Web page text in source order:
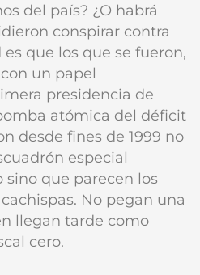
del país? ¿O habrá
conspirar contra
que los que se fueron,
un papel
presidencia de
atómica del déficit
desde fines de 1999 no
especial
que parecen los
No pegan una
llegan tarde como
cero.